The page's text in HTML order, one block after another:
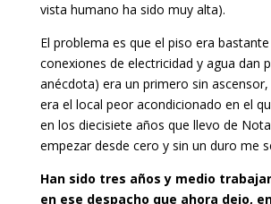
vista humano ha sido muy alta).
El problema es que el piso era
conexiones de electricidad y agua dan
anécdota) era un primero sin
era el local peor acondicionado en el
en los diecisiete años que llevo de
empezar desde cero y sin un duro me
Han sido tres años y medio
en ese despacho que ahora dejo,